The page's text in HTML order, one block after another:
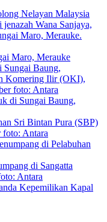
Nelayan Malaysia
Maro, Merauke
di Sungai Baung,
di Pelabuhan
Kepemilikan Kapal